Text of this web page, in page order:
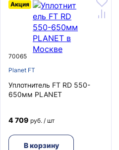
70065
Planet FT
Акция
Уплотнитель FT RD 550-
650мм PLANET
4 709 руб. / шт
В корзину